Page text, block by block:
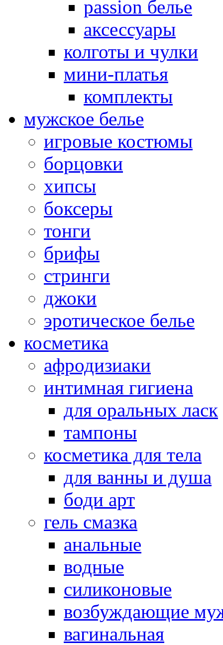
passion белье
аксессуары
колготы и чулки
мини-платья
комплекты
мужское белье
игровые костюмы
борцовки
хипсы
боксеры
тонги
брифы
стринги
джоки
эротическое белье
косметика
афродизиаки
интимная гигиена
для оральных ласк
тампоны
косметика для тела
для ванны и душа
боди арт
гель смазка
анальные
водные
силиконовые
возбуждающие
вагинальная